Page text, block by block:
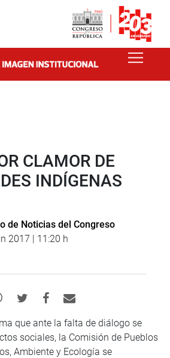
CLAMOR DE
INDÍGENAS
de Noticias del Congreso
2017 | 11:20 h
que ante la falta de diálogo se
sociales, la Comisión de Pueblos
Ambiente y Ecología se